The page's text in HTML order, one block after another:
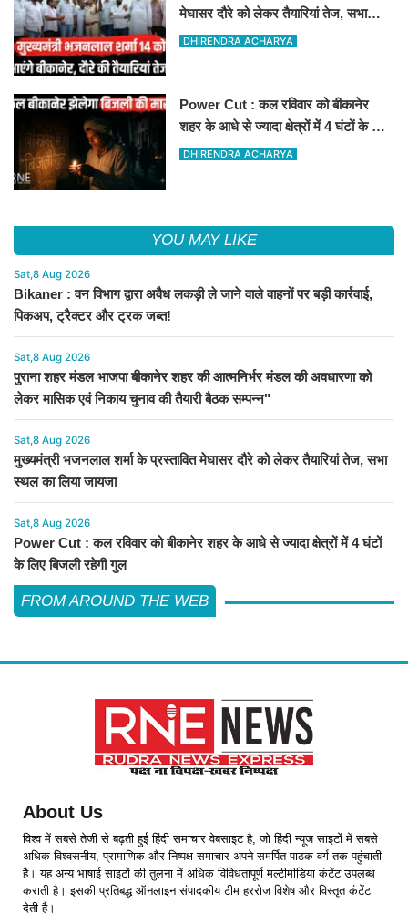
मेघासर दौरे को लेकर तैयारियां तेज, सभा
स्थल का लिया जायजा
DHIRENDRA ACHARYA
Power Cut : कल रविवार को बीकानेर
शहर के आधे से ज्यादा क्षेत्रों में 4 घंटों के लिए
बिजली रहेगी गुल
DHIRENDRA ACHARYA
YOU MAY LIKE
Sat,8 Aug 2026
Bikaner : वन विभाग द्वारा अवैध लकड़ी ले जाने वाले वाहनों पर बड़ी कार्रवाई,
पिकअप, ट्रैक्टर और ट्रक जब्त!
Sat,8 Aug 2026
पुराना शहर मंडल भाजपा बीकानेर शहर की आत्मनिर्भर मंडल की अवधारणा को
लेकर मासिक एवं निकाय चुनाव की तैयारी बैठक सम्पन्न"
Sat,8 Aug 2026
मुख्यमंत्री भजनलाल शर्मा के प्रस्तावित मेघासर दौरे को लेकर तैयारियां तेज, सभा
स्थल का लिया जायजा
Sat,8 Aug 2026
Power Cut : कल रविवार को बीकानेर शहर के आधे से ज्यादा क्षेत्रों में 4 घंटों
के लिए बिजली रहेगी गुल
FROM AROUND THE WEB
About Us
विश्व में सबसे तेजी से बढ़ती हुई हिंदी समाचार वेबसाइट है, जो हिंदी न्यूज साइटों में सबसे
अधिक विश्वसनीय, प्रामाणिक और निष्पक्ष समाचार अपने समर्पित पाठक वर्ग तक पहुंचाती
है। यह अन्य भाषाई साइटों की तुलना में अधिक विविधतापूर्ण मल्टीमीडिया कंटेंट उपलब्ध
कराती है। इसकी प्रतिबद्ध ऑनलाइन संपादकीय टीम हररोज विशेष और विस्तृत कंटेंट
देती है।